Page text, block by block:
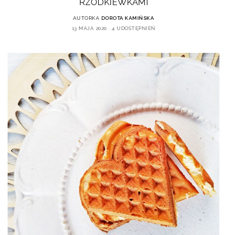
RZODKIEWKAMI
AUTORKA DOROTA KAMIŃSKA
13 MAJA 2020
4 UDOSTĘPNIEŃ